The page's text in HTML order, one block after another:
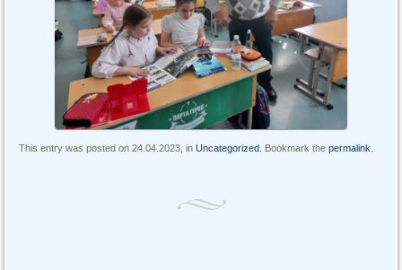
This entry was posted on 24.04.2023, inUncategorized. Bookmark thepermalink.